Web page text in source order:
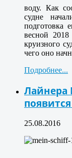
воду. Как
судне
подготовка
весной
круизного
чего оно
Подробнее...
Лайнера
25.08.2016